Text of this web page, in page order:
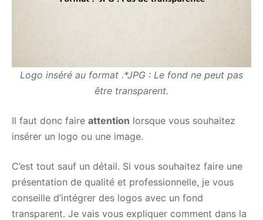
Logo inséré au format .*JPG : Le fond ne peut pas
être transparent.
Il faut donc faire attention lorsque vous souhaitez
insérer un logo ou une image.
C’est tout sauf un détail. Si vous souhaitez faire une
présentation de qualité et professionnelle, je vous
conseille d’intégrer des logos avec un fond
transparent. Je vais vous expliquer comment dans la